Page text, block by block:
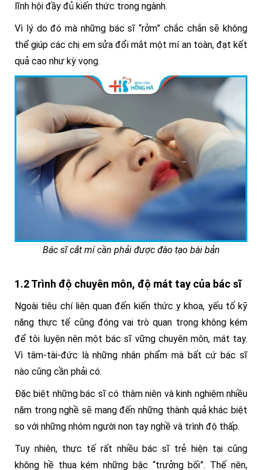
lĩnh hội đầy đủ kiến thức trong ngành.
Vì lý do đó mà những bác sĩ “rởm” chắc chắn sẽ không
thể giúp các chị em sửa đổi mắt một mí an toàn, đạt kết
quả cao như kỳ vọng.
Bác sĩ cắt mí cần phải được đào tạo bài bản
1.2 Trình độ chuyên môn, độ mát tay của bác sĩ
Ngoài tiêu chí liên quan đến kiến thức y khoa, yếu tố kỹ
năng thực tế cũng đóng vai trò quan trọng không kém
để tôi luyện nên một bác sĩ vững chuyên môn, mát tay.
Vì tâm-tài-đức là những nhân phẩm mà bất cứ bác sĩ
nào cũng cần phải có.
Đặc biệt những bác sĩ có thâm niên và kinh nghiệm nhiều
năm trong nghề sẽ mang đến những thành quả khác biệt
so với những nhóm người non tay nghề và trình độ thấp.
Tuy nhiên, thực tế rất nhiều bác sĩ trẻ hiện tại cũng
không hề thua kém những bậc “trưởng bối”. Thế nên,